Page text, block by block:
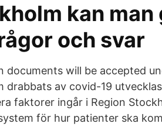
kan man
och svar
will be accepted
drabbats av covid-19
faktorer ingår i Region
för hur patienter ska